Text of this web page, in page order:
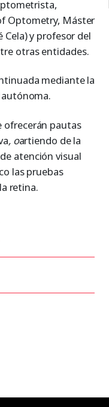
Optometry, Máster
y profesor del
otras entidades.
mediante la
ofrecerán pautas
, oartiendo de la
atención visual
las pruebas
retina.